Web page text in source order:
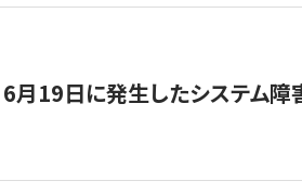
6月19日に発生したシステム障